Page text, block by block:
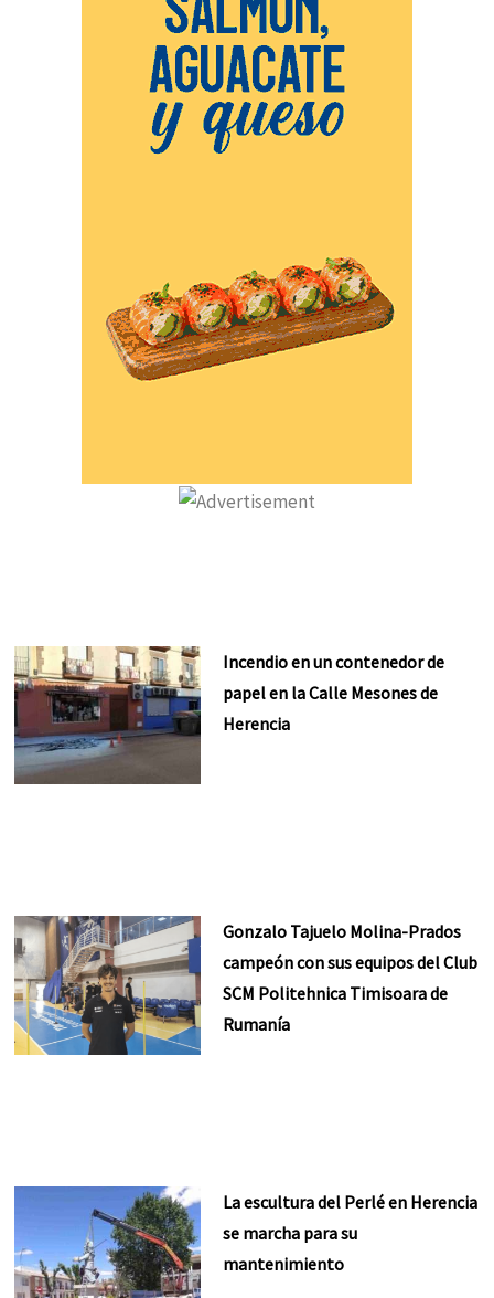
Incendio en un contenedor de
papel en la Calle Mesones de
Herencia
Gonzalo Tajuelo Molina-Prados
campeón con sus equipos del Club
SCM Politehnica Timisoara de
Rumanía
La escultura del Perlé en Herencia
se marcha para su
mantenimiento